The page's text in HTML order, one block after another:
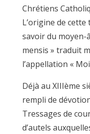
Chrétiens
L’origine de
savoir du moyen-
mensis » traduit
l’appellation «
Déjà au XIIIème
rempli de
Tressages de
d’autels